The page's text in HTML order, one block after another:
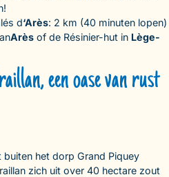
d‘Arès: 2 km (40 minuten lopen)
Arès of de Résinier-hut in Lège-
een oase van rust
het dorp Grand Piquey
zich uit over 40 hectare zout